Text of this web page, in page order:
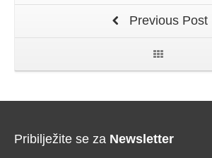
Previous Post
Pribilježite se za Newsletter